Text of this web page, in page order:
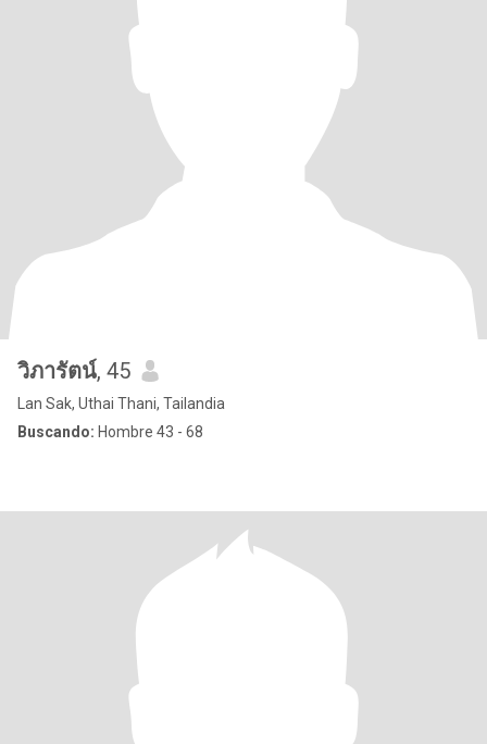
วิภารัตน์, 45
Lan Sak, Uthai Thani, Tailandia
Buscando: Hombre 43 - 68